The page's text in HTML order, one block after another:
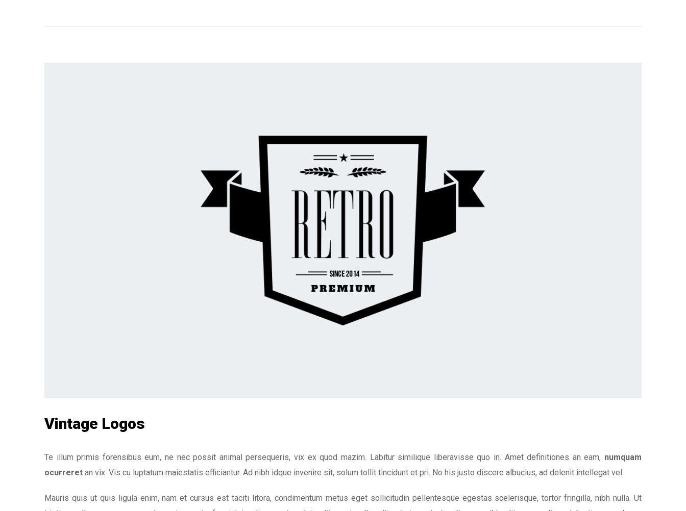
Vintage Logos
Te illum primis forensibus eum, ne nec possit animal persequeris, vix ex quod mazim. Labitur similique liberavisse quo in. Amet definitiones an eam, numquam
ocurreret an vix. Vis cu luptatum maiestatis efficiantur. Ad nibh idque invenire sit, solum tollit tincidunt et pri. No his justo discere albucius, ad delenit intellegat vel.
Mauris quis ut quis ligula enim, nam et cursus est taciti litora, condimentum metus eget sollicitudin pellentesque egestas scelerisque, tortor fringilla, nibh nulla. Ut